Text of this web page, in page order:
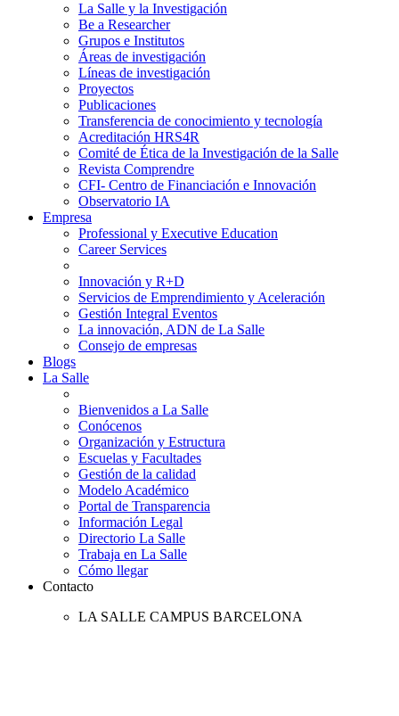
La Salle y la Investigación
Be a Researcher
Grupos e Institutos
Áreas de investigación
Líneas de investigación
Proyectos
Publicaciones
Transferencia de conocimiento y tecnología
Acreditación HRS4R
Comité de Ética de la Investigación de la Salle
Revista Comprendre
CFI- Centro de Financiación e Innovación
Observatorio IA
Empresa
Professional y Executive Education
Career Services
Innovación y R+D
Servicios de Emprendimiento y Aceleración
Gestión Integral Eventos
La innovación, ADN de La Salle
Consejo de empresas
Blogs
La Salle
Bienvenidos a La Salle
Conócenos
Organización y Estructura
Escuelas y Facultades
Gestión de la calidad
Modelo Académico
Portal de Transparencia
Información Legal
Directorio La Salle
Trabaja en La Salle
Cómo llegar
Contacto
LA SALLE CAMPUS BARCELONA